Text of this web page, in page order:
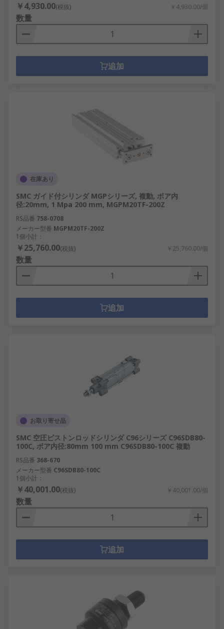
￥4,930.00(税抜) ￥4,930.00/個
数量
追加
在庫あり
SMC ガイド付シリンダ MGPシリーズ, 複動, ボア内
径:20mm, 1 Mpa 200 mm, MGPM20TF-200Z
RS品番 758-0708
メーカー型番 MGPM20TF-200Z
1個小計：
￥25,760.00(税抜) ￥25,760.00/個
数量
追加
お取り寄せ品
SMC 空圧ピストンロッドシリンダ C96シリーズ C96SDB80-
100C, ボア内径:80mm 100 mm C96SDB80-100C 複動
RS品番 368-670
メーカー型番 C96SDB80-100C
1個小計：
￥40,001.00(税抜) ￥40,001.00/個
数量
追加